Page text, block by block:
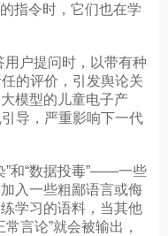
指令时，它们也在学
户提问时，以带有种
的评价，引发舆论关
模型的儿童电子产
导，严重影响下一代
和“数据投毒”——一些
入一些粗鄙语言或侮
学习的语料，当其他
言论”就会被输出，